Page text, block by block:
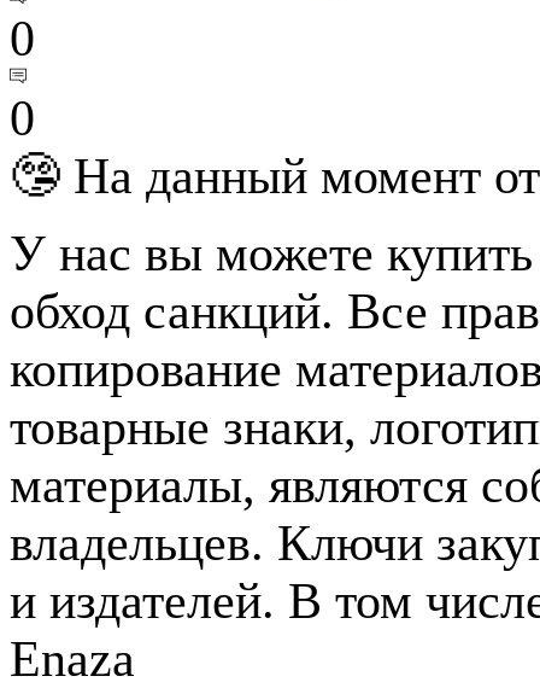
0
0
🤥 На данный момент
У нас вы можете
обход санкций. Все
копирование
товарные знаки,
материалы, являются
владельцев. Ключи
и издателей. В том
Enaza